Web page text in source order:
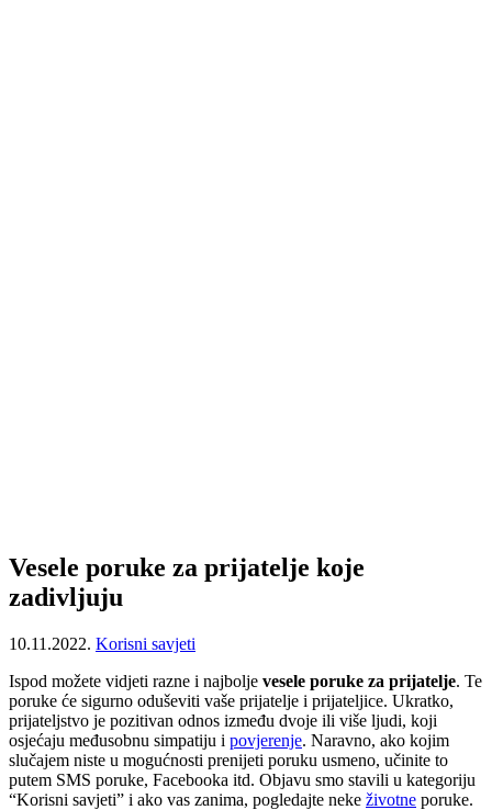
Vesele poruke za prijatelje koje
zadivljuju
10.11.2022. Korisni savjeti
Ispod možete vidjeti razne i najbolje vesele poruke za prijatelje. Te
poruke će sigurno oduševiti vaše prijatelje i prijateljice. Ukratko,
prijateljstvo je pozitivan odnos između dvoje ili više ljudi, koji
osjećaju međusobnu simpatiju i povjerenje. Naravno, ako kojim
slučajem niste u mogućnosti prenijeti poruku usmeno, učinite to
putem SMS poruke, Facebooka itd. Objavu smo stavili u kategoriju
“Korisni savjeti” i ako vas zanima, pogledajte neke životne poruke.